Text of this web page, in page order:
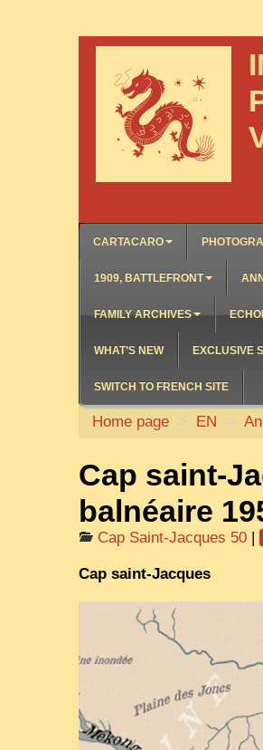
CARTACARO
1909, BATTLEFRONT
FAMILY ARCHIVES
WHAT’S NEW EXCLUSIVE
SWITCH TO FRENCH SITE
Home page > EN >
Cap saint-
balnéaire
Cap Saint-Jacques 50 |
Cap saint-Jacques